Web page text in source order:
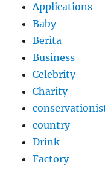
Applications
Baby
Berita
Business
Celebrity
Charity
country
Drink
Factory